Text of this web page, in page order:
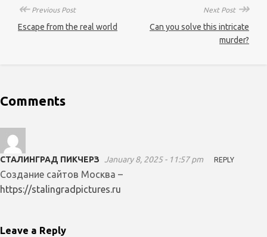
↞Previous Post
Escape from the real world
Next Post ↠
Can you solve this intricate
murder?
Comments
СТАЛИНГРАД ПИКЧЕРЗ January 8, 2025 - 11:57 pm REPLY
Создание сайтов Москва –
https://stalingradpictures.ru
Leave a Reply